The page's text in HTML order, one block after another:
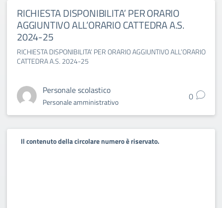
RICHIESTA DISPONIBILITA’ PER ORARIO
AGGIUNTIVO ALL’ORARIO CATTEDRA A.S.
2024-25
RICHIESTA DISPONIBILITA’ PER ORARIO AGGIUNTIVO ALL’ORARIO
CATTEDRA A.S. 2024-25
Personale scolastico
Personale amministrativo 0
Il contenuto della circolare numero è riservato.